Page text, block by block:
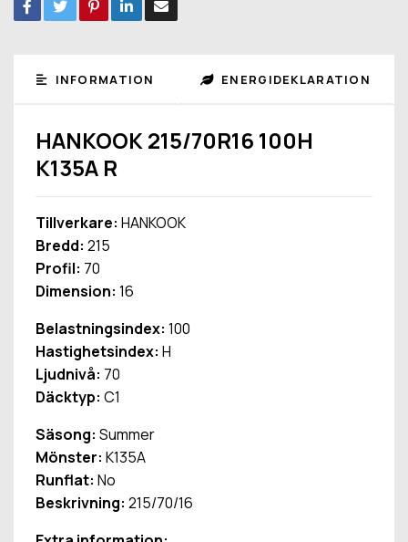
INFORMATION ENERGIDEKLARATION
HANKOOK 215/70R16 100H
K135A R
Tillverkare: HANKOOK
Bredd: 215
Profil: 70
Dimension: 16
Belastningsindex: 100
Hastighetsindex: H
Ljudnivå: 70
Däcktyp: C1
Säsong: Summer
Mönster: K135A
Runflat: No
Beskrivning: 215/70/16